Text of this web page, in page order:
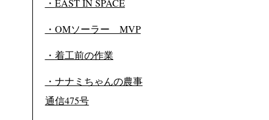
EAST IN SPACE
OMソーラー MVP
着工前の作業
ナナミちゃんの農事
通信475号